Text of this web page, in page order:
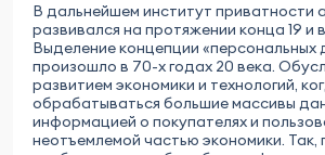
В дальнейшем институт приватности
развивался на протяжении конца 19 и
Выделение концепции «персональных
произошло в 70-х годах 20 века.
развитием экономики и технологий,
обрабатываться большие массивы
информацией о покупателях и
неотъемлемой частью экономики. Так,